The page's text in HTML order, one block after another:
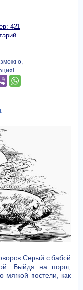
421
Серый с бабой
Выйдя на порог,
мягкой постели, как